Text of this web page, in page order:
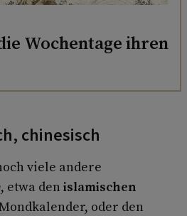
Wochentage ihren
chinesisch
viele andere
etwa den islamischen
oder den